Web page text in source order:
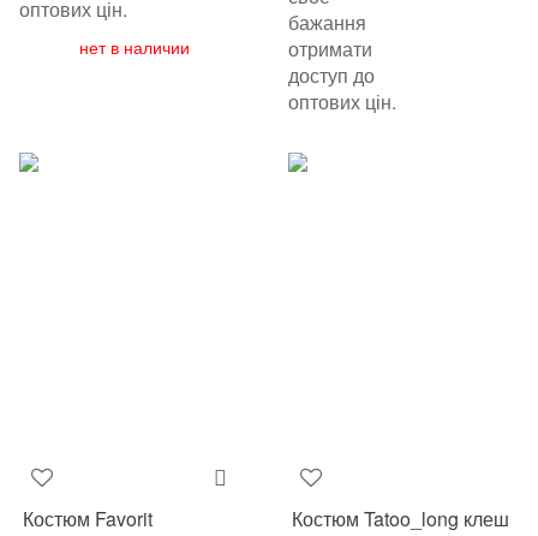
оптових цін.
нет в наличии
бажання
отримати
доступ до
оптових цін.
Костюм Favorit
Костюм Tatoo_long клеш